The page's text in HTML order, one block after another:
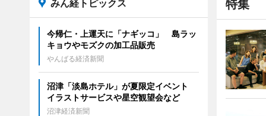
特集
みん経トピックス
今帰仁・上運天に「ナギッコ」 島ラッ
キョウやモズクの加工品販売
やんばる経済新聞
沼津「淡島ホテル」が夏限定イベント
イラストサービスや星空観望会など
沼津経済新聞